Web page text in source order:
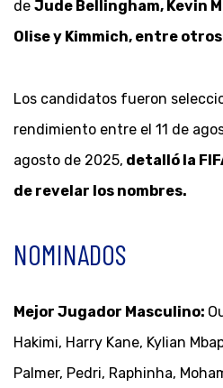
de Jude Bellingham, Kevin
Olise y Kimmich, entre
Los candidatos fueron
rendimiento entre el 11 de
agosto de 2025, detalló la
de revelar los nombres.
NOMINADOS
Mejor Jugador Masculino:
Hakimi, Harry Kane, Kylian
Palmer, Pedri, Raphinha,